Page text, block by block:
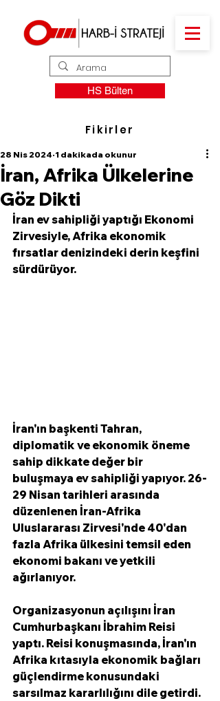
HS Bülten
Fikirler
İran, Afrika Ülkelerine
Göz Dikti
28 Nis 2024 1 dakikada okunur
İran ev sahipliği yaptığı Ekonomi
Zirvesiyle, Afrika ekonomik
fırsatlar denizindeki derin keşfini
sürdürüyor.
İran'ın başkenti Tahran,
diplomatik ve ekonomik öneme
sahip dikkate değer bir
buluşmaya ev sahipliği yapıyor. 26-
29 Nisan tarihleri arasında
düzenlenen İran-Afrika
Uluslararası Zirvesi'nde 40'dan
fazla Afrika ülkesini temsil eden
ekonomi bakanı ve yetkili
ağırlanıyor.
Organizasyonun açılışını İran
Cumhurbaşkanı İbrahim Reisi
yaptı. Reisi konuşmasında, İran'ın
Afrika kıtasıyla ekonomik bağları
güçlendirme konusundaki
sarsılmaz kararlılığını dile getirdi.